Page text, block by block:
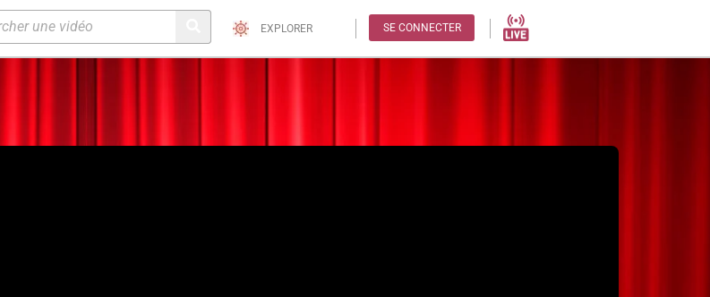
EXPLORER SE CONNECTER